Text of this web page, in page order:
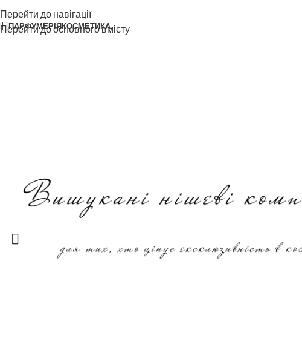
Перейти до навігації
Перейти до основного вмісту
ПАРФУМЕРІЯКОСМЕТИКА